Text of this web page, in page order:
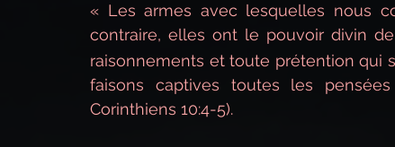
« Les armes avec lesquelles nous
contraire, elles ont le pouvoir divin
raisonnements et toute prétention qui
faisons captives toutes les
Corinthiens 10:4-5).